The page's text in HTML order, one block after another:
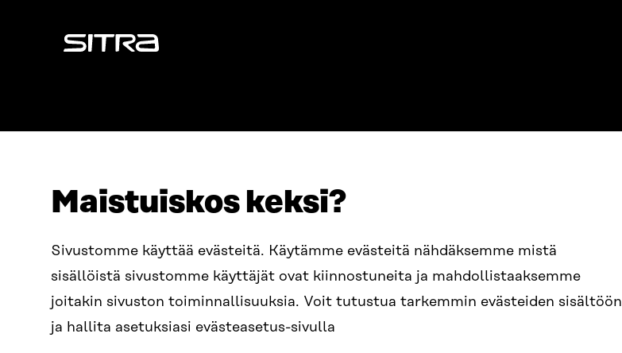
Maistuiskos keksi?
Sivustomme käyttää evästeitä. Käytämme evästeitä nähdäksemme mistä
sisällöistä sivustomme käyttäjät ovat kiinnostuneita ja mahdollistaaksemme
joitakin sivuston toiminnallisuuksia. Voit tutustua tarkemmin evästeiden sisältöön
ja hallita asetuksiasi evästeasetus-sivulla
Sitra
Itämerenkatu 11-13, PL 160,
00181 Helsinki
Saapumisohjeet
Y-TUNNUS
+358 294 618 991
SÄHKÖPOSTI
etunimi.sukunimi@sitra.fi